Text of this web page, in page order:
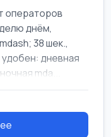
операторов
днём,
38 шек.,
дневная
mda...